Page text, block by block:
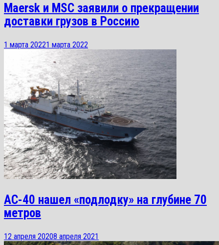
Maersk и MSC заявили о прекращении
доставки грузов в Россию
1 марта 20221 марта 2022
АС-40 нашел «подлодку» на глубине 70
метров
12 апреля 20208 апреля 2021